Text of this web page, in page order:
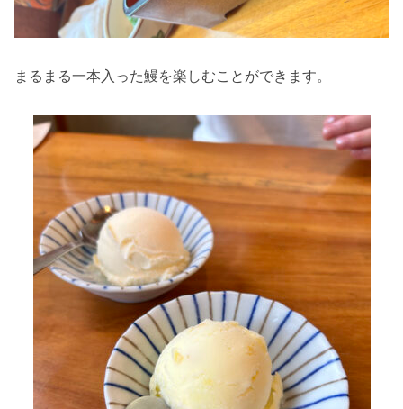
まるまる一本入った鰻を楽しむことができます。